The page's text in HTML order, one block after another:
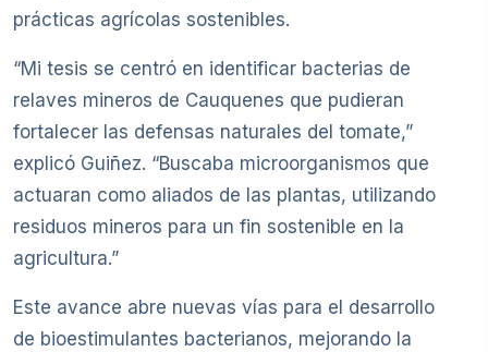
prácticas agrícolas sostenibles.
“Mi tesis se centró en identificar bacterias de
relaves mineros de Cauquenes que pudieran
fortalecer las defensas naturales del tomate,”
explicó Guiñez. “Buscaba microorganismos que
actuaran como aliados de las plantas, utilizando
residuos mineros para un fin sostenible en la
agricultura.”
Este avance abre nuevas vías para el desarrollo
de bioestimulantes bacterianos, mejorando la